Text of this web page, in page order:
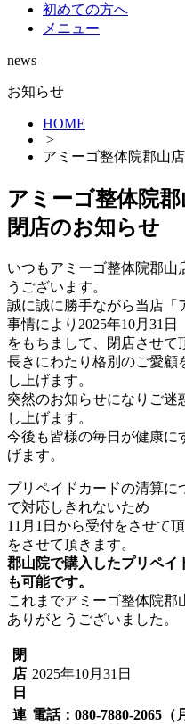
初めての方へ
メニュー
news
お知らせ
HOME
>
アミーゴ整体院郡山
アミーゴ整体院
閉店のお知らせ
いつもアミーゴ整体院郡山
うございます。
誠に誠に勝手ながら当店「
事情により2025年10月31日
をもちまして、閉店させて
長きにわたり格別のご愛顧
し上げます。
突然のお知らせになりご迷
し上げます。
今後も皆様の毎日が健康に
げます。
プリペイドカードの清算に
で対応しきれないため
11月1日から受付をさせて
をさせて頂きます。
郡山院で購入したプリペイ
も可能です。
これまでアミーゴ整体院郡
ありがとうございました。
閉
店
日
2025年10月31日
連 電話：080-7880-2065